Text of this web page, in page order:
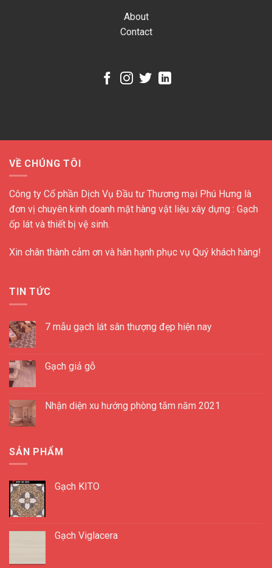
About
Contact
VỀ CHÚNG TÔI
Công ty Cổ phần Dịch Vụ Đầu tư Thương mại Phú Hưng là
đơn vị chuyên kinh doanh mặt hàng vật liệu xây dựng : Gạch
ốp lát và thiết bị vệ sinh.
Xin chân thành cảm ơn và hân hạnh phục vụ Quý khách hàng!
TIN TỨC
7 mẫu gạch lát sân thượng đẹp hiện nay
Gạch giả gỗ
Nhận diện xu hướng phòng tắm năm 2021
SẢN PHẨM
Gạch KITO
Gạch Viglacera